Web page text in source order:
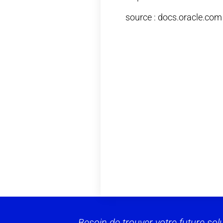
source : docs.oracle.com